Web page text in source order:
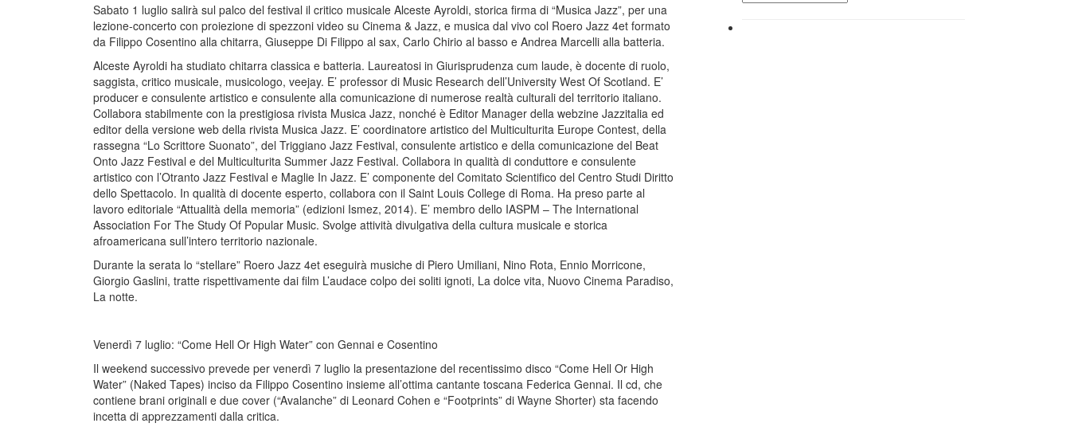
Sabato 1 luglio salirà sul palco del festival il critico musicale Alceste Ayroldi, storica firma di “Musica Jazz”, per una
lezione-concerto con proiezione di spezzoni video su Cinema & Jazz, e musica dal vivo col Roero Jazz 4et formato
da Filippo Cosentino alla chitarra, Giuseppe Di Filippo al sax, Carlo Chirio al basso e Andrea Marcelli alla batteria.
Alceste Ayroldi ha studiato chitarra classica e batteria. Laureatosi in Giurisprudenza cum laude, è docente di ruolo,
saggista, critico musicale, musicologo, veejay. E’ professor di Music Research dell’University West Of Scotland. E’
producer e consulente artistico e consulente alla comunicazione di numerose realtà culturali del territorio italiano.
Collabora stabilmente con la prestigiosa rivista Musica Jazz, nonché è Editor Manager della webzine Jazzitalia ed
editor della versione web della rivista Musica Jazz. E’ coordinatore artistico del Multiculturita Europe Contest, della
rassegna “Lo Scrittore Suonato”, del Triggiano Jazz Festival, consulente artistico e della comunicazione del Beat
Onto Jazz Festival e del Multiculturita Summer Jazz Festival. Collabora in qualità di conduttore e consulente
artistico con l’Otranto Jazz Festival e Maglie In Jazz. E’ componente del Comitato Scientifico del Centro Studi Diritto
dello Spettacolo. In qualità di docente esperto, collabora con il Saint Louis College di Roma. Ha preso parte al
lavoro editoriale “Attualità della memoria” (edizioni Ismez, 2014). E’ membro dello IASPM – The International
Association For The Study Of Popular Music. Svolge attività divulgativa della cultura musicale e storica
afroamericana sull’intero territorio nazionale.
Durante la serata lo “stellare” Roero Jazz 4et eseguirà musiche di Piero Umiliani, Nino Rota, Ennio Morricone,
Giorgio Gaslini, tratte rispettivamente dai film L’audace colpo dei soliti ignoti, La dolce vita, Nuovo Cinema Paradiso,
La notte.
Venerdì 7 luglio: “Come Hell Or High Water” con Gennai e Cosentino
Il weekend successivo prevede per venerdì 7 luglio la presentazione del recentissimo disco “Come Hell Or High
Water” (Naked Tapes) inciso da Filippo Cosentino insieme all’ottima cantante toscana Federica Gennai. Il cd, che
contiene brani originali e due cover (“Avalanche” di Leonard Cohen e “Footprints” di Wayne Shorter) sta facendo
incetta di apprezzamenti dalla critica.